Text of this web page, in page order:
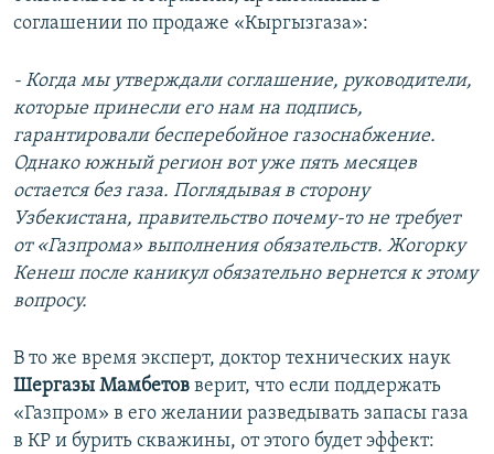
соглашении по продаже «Кыргызгаза»:
- Когда мы утверждали соглашение, руководители,
которые принесли его нам на подпись,
гарантировали бесперебойное газоснабжение.
Однако южный регион вот уже пять месяцев
остается без газа. Поглядывая в сторону
Узбекистана, правительство почему-то не требует
от «Газпрома» выполнения обязательств. Жогорку
Кенеш после каникул обязательно вернется к этому
вопросу.
В то же время эксперт, доктор технических наук
Шергазы Мамбетов верит, что если поддержать
«Газпром» в его желании разведывать запасы газа
в КР и бурить скважины, от этого будет эффект: